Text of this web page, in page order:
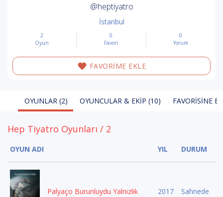
@heptiyatro
İstanbul
2
Oyun
0
Favori
0
Yorum
FAVORİME EKLE
OYUNLAR (2) OYUNCULAR & EKIP (10) FAVORISINE
Hep Tiyatro Oyunları / 2
OYUN ADI YIL DURUM
Palyaço Burunluydu Yalnızlık 2017 Sahnede